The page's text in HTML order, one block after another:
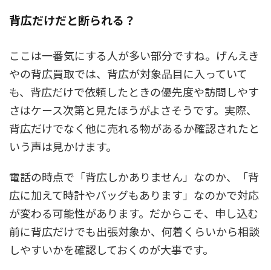
背広だけだと断られる？
ここは一番気にする人が多い部分ですね。げんえき
やの背広買取では、背広が対象品目に入っていて
も、背広だけで依頼したときの優先度や訪問しやす
さはケース次第と見たほうがよさそうです。実際、
背広だけでなく他に売れる物があるか確認されたと
いう声は見かけます。
電話の時点で「背広しかありません」なのか、「背
広に加えて時計やバッグもあります」なのかで対応
が変わる可能性があります。だからこそ、申し込む
前に背広だけでも出張対象か、何着くらいから相談
しやすいかを確認しておくのが大事です。